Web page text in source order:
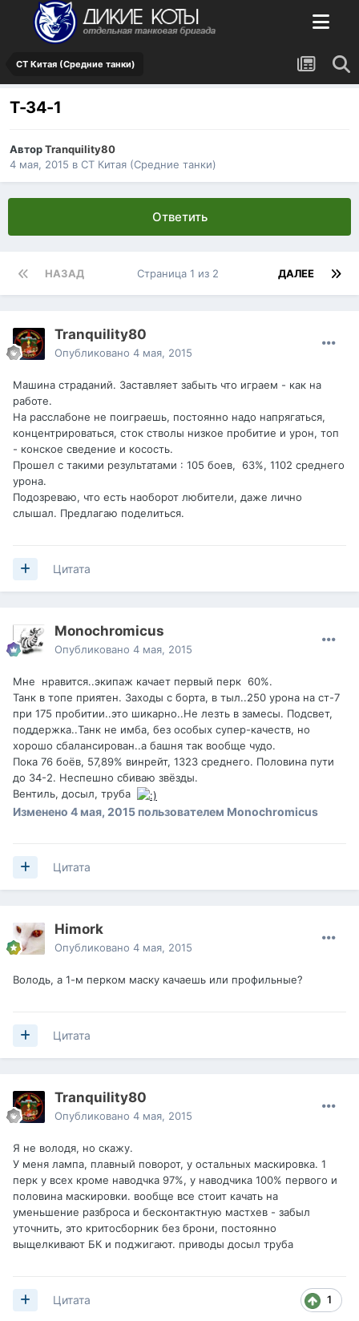
СТ Китая (Средние танки)
Т-34-1
АвторTranquility80
4 мая, 2015 в СТ Китая (Средние танки)
Ответить
НАЗАД ДАЛЕЕ
Страница 1 из 2
Tranquility80
Опубликовано 4 мая, 2015
Машина страданий. Заставляет забыть что играем - как на
работе.
На расслабоне не поиграешь, постоянно надо напрягаться,
концентрироваться, сток стволы низкое пробитие и урон, топ
- конское сведение и косость.
Прошел с такими результатами : 105 боев, 63%, 1102 среднего
урона.
Подозреваю, что есть наоборот любители, даже лично
слышал. Предлагаю поделиться.
Цитата
Monochromicus
Опубликовано 4 мая, 2015
Мне нравится..экипаж качает первый перк 60%.
Танк в топе приятен. Заходы с борта, в тыл..250 урона на ст-7
при 175 пробитии..это шикарно..Не лезть в замесы. Подсвет,
поддержка..Танк не имба, без особых супер-качеств, но
хорошо сбалансирован..а башня так вообще чудо.
Пока 76 боёв, 57,89% винрейт, 1323 среднего. Половина пути
до 34-2. Неспешно сбиваю звёзды.
Вентиль, досыл, труба
Изменено 4 мая, 2015 пользователем Monochromicus
Цитата
Himork
Опубликовано 4 мая, 2015
Володь, а 1-м перком маску качаешь или профильные?
Цитата
Tranquility80
Опубликовано 4 мая, 2015
Я не володя, но скажу.
У меня лампа, плавный поворот, у остальных маскировка. 1
перк у всех кроме наводчка 97%, у наводчика 100% первого и
половина маскировки. вообще все стоит качать на
уменьшение разброса и бесконтактную мастхев - забыл
уточнить, это критосборник без брони, постоянно
выщелкивают БК и поджигают. приводы досыл труба
1
Цитата